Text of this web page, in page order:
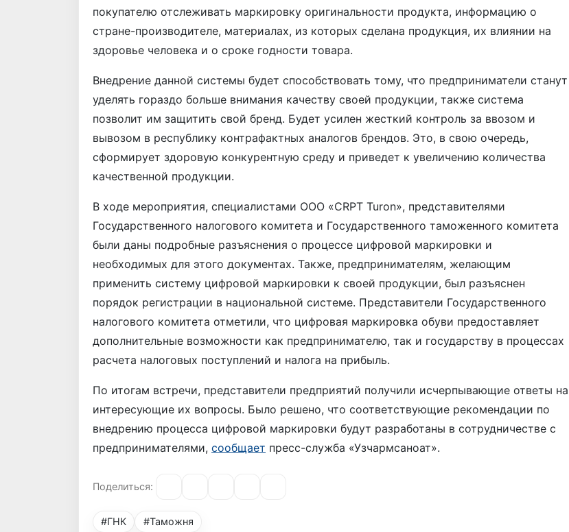
покупателю отслеживать маркировку оригинальности продукта, информацию о
стране-производителе, материалах, из которых сделана продукция, их влиянии на
здоровье человека и о сроке годности товара.
Внедрение данной системы будет способствовать тому, что предприниматели станут
уделять гораздо больше внимания качеству своей продукции, также система
позволит им защитить свой бренд. Будет усилен жесткий контроль за ввозом и
вывозом в республику контрафактных аналогов брендов. Это, в свою очередь,
сформирует здоровую конкурентную среду и приведет к увеличению количества
качественной продукции.
В ходе мероприятия, специалистами ООО «CRPT Turon», представителями
Государственного налогового комитета и Государственного таможенного комитета
были даны подробные разъяснения о процессе цифровой маркировки и
необходимых для этого документах. Также, предпринимателям, желающим
применить систему цифровой маркировки к своей продукции, был разъяснен
порядок регистрации в национальной системе. Представители Государственного
налогового комитета отметили, что цифровая маркировка обуви предоставляет
дополнительные возможности как предпринимателю, так и государству в процессах
расчета налоговых поступлений и налога на прибыль.
По итогам встречи, представители предприятий получили исчерпывающие ответы на
интересующие их вопросы. Было решено, что соответствующие рекомендации по
внедрению процесса цифровой маркировки будут разработаны в сотрудничестве с
предпринимателями, сообщает пресс-служба «Узчармсаноат».
Поделиться:
#ГНК #Таможня